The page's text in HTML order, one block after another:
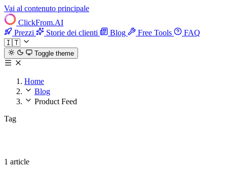
Vai al contenuto principale
ClickFrom.AI
Prezzi
Storie dei clienti Blog Free Tools
FAQ
🇮🇹
Toggle theme
Home
Blog
Product Feed
Tag
1 article